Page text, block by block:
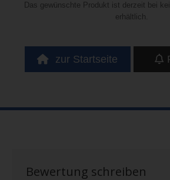
Das gewünschte Produkt ist derzeit bei
erhältlich.
zur Startseite
Bewertung schreiben